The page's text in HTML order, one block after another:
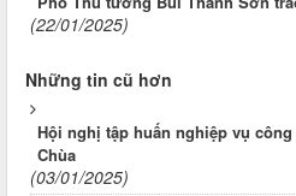
(22/01/2025)
Những tin cũ hơn
Hội nghị tập huấn nghiệp vụ
Chùa
(03/01/2025)